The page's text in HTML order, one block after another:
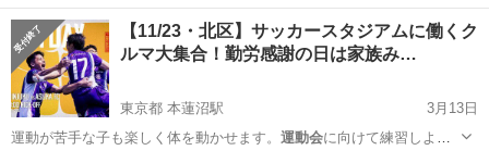
催可能 さらに…
千葉 市川市 スポーツ ソサイチ
【11/23・北区】サッカースタジアムに働くク
ルマ大集合！勤労感謝の日は家族み…
東京都 本蓮沼駅
3月13日
運動が苦手な子も楽しく体を動かせます。 運動会に向けて練習しよ